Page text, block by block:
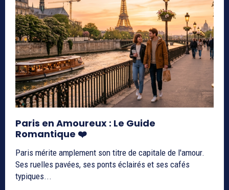
Paris en Amoureux : Le Guide
Romantique ❤️
Paris mérite amplement son titre de capitale de l'amour.
Ses ruelles pavées, ses ponts éclairés et ses cafés
typiques...